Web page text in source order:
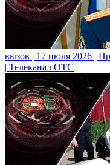
вызов | 17 июля 2026 |
| Телеканал ОТС